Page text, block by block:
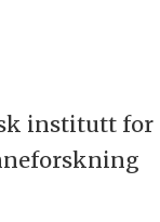
institutt for